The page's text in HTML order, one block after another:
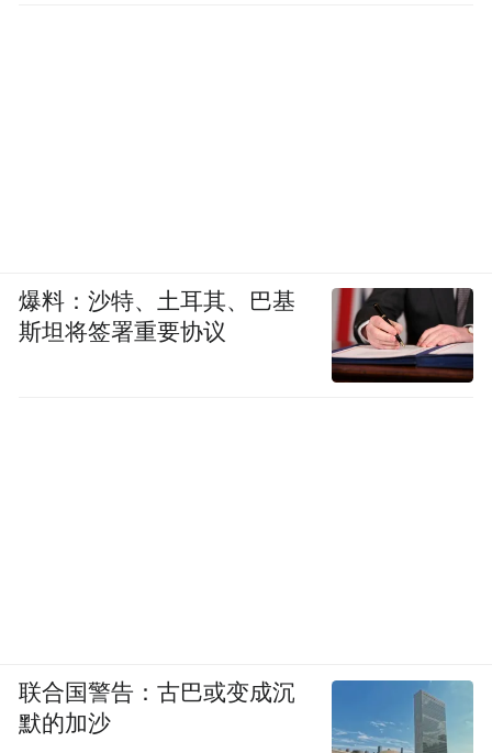
爆料：沙特、土耳其、巴基
斯坦将签署重要协议
联合国警告：古巴或变成沉
默的加沙